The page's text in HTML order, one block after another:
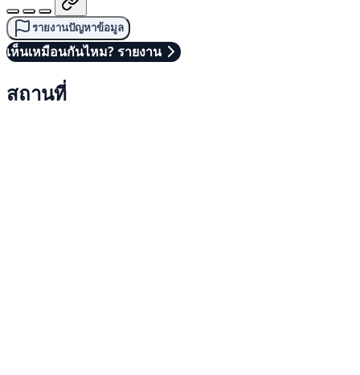
รายงานปัญหาข้อมูล
เห็นเหมือนกันไหม? รายงาน
สถานที่